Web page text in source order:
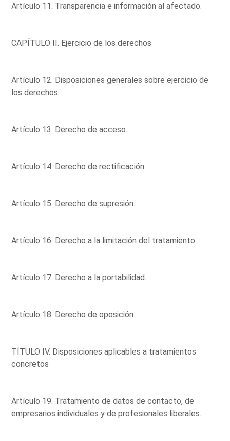
Artículo 11. Transparencia e información al afectado.
CAPÍTULO II. Ejercicio de los derechos
Artículo 12. Disposiciones generales sobre ejercicio de
los derechos.
Artículo 13. Derecho de acceso.
Artículo 14. Derecho de rectificación.
Artículo 15. Derecho de supresión.
Artículo 16. Derecho a la limitación del tratamiento.
Artículo 17. Derecho a la portabilidad.
Artículo 18. Derecho de oposición.
TÍTULO IV. Disposiciones aplicables a tratamientos
concretos
Artículo 19. Tratamiento de datos de contacto, de
empresarios individuales y de profesionales liberales.